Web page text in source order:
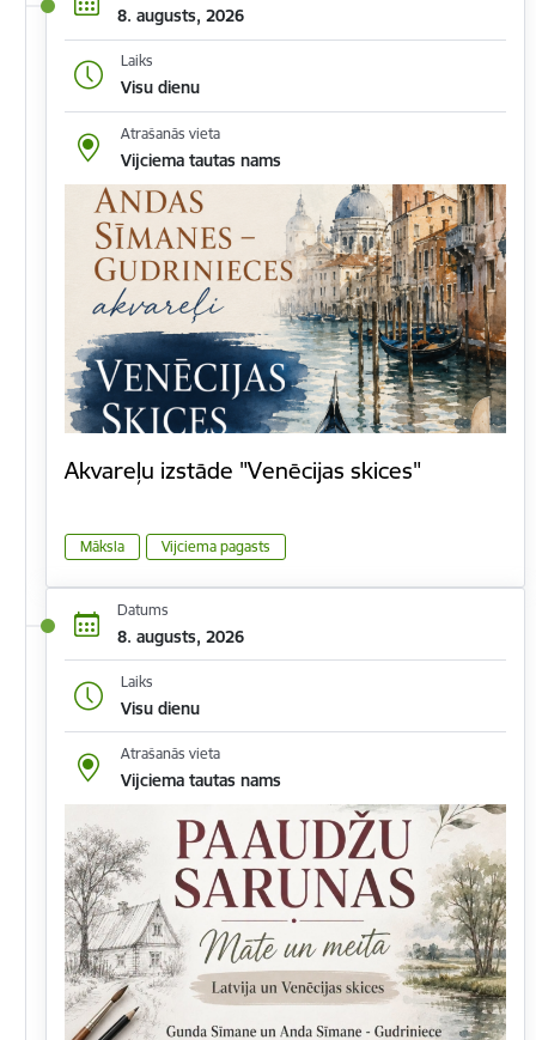
8. augusts, 2026
Laiks
Visu dienu
Atrašanās vieta
Vijciema tautas nams
Akvareļu izstāde "Venēcijas skices"
Māksla Vijciema pagasts
Datums
8. augusts, 2026
Laiks
Visu dienu
Atrašanās vieta
Vijciema tautas nams